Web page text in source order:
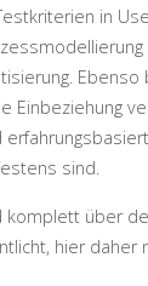
in
Ebenso
Einbeziehung
sind.
komplett über
hier daher